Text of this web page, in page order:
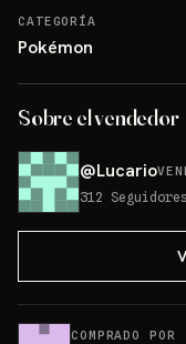
CATEGORÍA
Pokémon
Sobre el vendedor
@Lucario
312 Seguidores
COMPRADO POR